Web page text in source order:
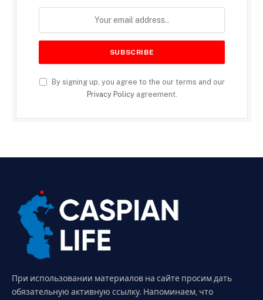
By signing up, you agree to the our terms and our
Privacy Policyagreement.
При использовании материалов на сайте просим дать
обязательную активную ссылку. Напоминаем, что